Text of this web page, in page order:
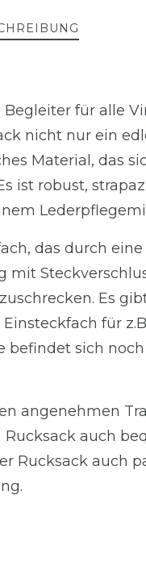
für alle
nicht nur ein
Material, das
ist robust,
das durch
Es
für
befindet sich
angenehmen
auch
Rucksack auch